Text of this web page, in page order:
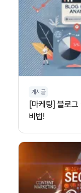
게시글
[마케팅] 블로
비법!